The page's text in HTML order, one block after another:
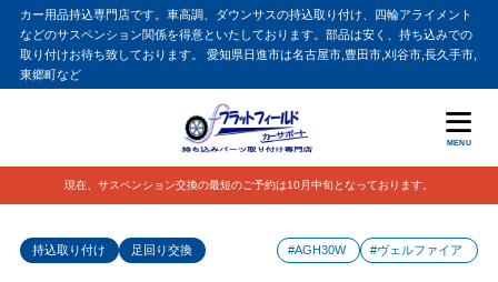
カー用品持込専門店です。車高調、ダウンサスの持込取り付け、四輪アライメント
などのサスペンション関係を得意といたしております。部品は安く、持ち込みでの
取り付けお待ち致しております。 愛知県日進市は名古屋市,豊田市,刈谷市,長久手市,
東郷町など
MENU
現在、サスペンション交換の最短のご予約は10月中旬となっております。
持込取り付け 足回り交換 #AGH30W #ヴェルファイア